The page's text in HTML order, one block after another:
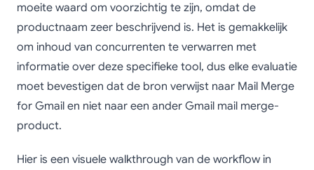
moeite waard om voorzichtig te zijn, omdat de
productnaam zeer beschrijvend is. Het is gemakkelijk
om inhoud van concurrenten te verwarren met
informatie over deze specifieke tool, dus elke evaluatie
moet bevestigen dat de bron verwijst naar Mail Merge
for Gmail en niet naar een ander Gmail mail merge-
product.
Hier is een visuele walkthrough van de workflow in